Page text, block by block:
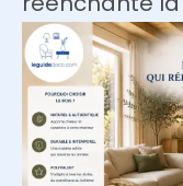
housse
de
canapé
IKEA